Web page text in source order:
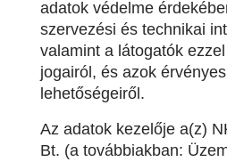
adatok védelme
szervezési és technikai
valamint a látogatók
jogairól, és azok
lehetőségeiről.
Az adatok kezelője a(z)
Bt. (a továbbiakban: